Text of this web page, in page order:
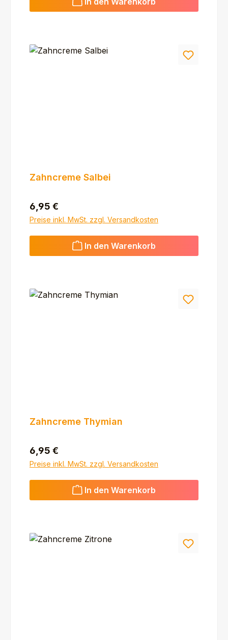
Zahncreme Salbei
Regulärer Preis:
6,95 €
Preise inkl. MwSt. zzgl. Versandkosten
In den Warenkorb
Zahncreme Thymian
Regulärer Preis:
6,95 €
Preise inkl. MwSt. zzgl. Versandkosten
In den Warenkorb